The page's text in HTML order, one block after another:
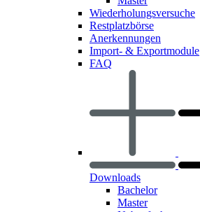
Wiederholungsversuche
Restplatzbörse
Anerkennungen
Import- & Exportmodule
FAQ
Downloads
Bachelor
Master